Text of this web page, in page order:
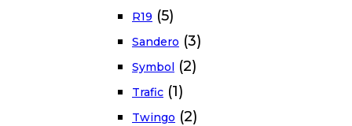
R19 (5)
Sandero (3)
Symbol (2)
Trafic (1)
Twingo (2)